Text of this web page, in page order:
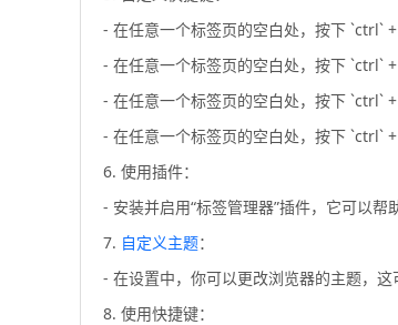
- 在任意一个标签页的空白处，按下 `ctrl`
- 在任意一个标签页的空白处，按下 `ctrl`
- 在任意一个标签页的空白处，按下 `ctrl`
- 在任意一个标签页的空白处，按下 `ctrl`
6. 使用插件：
- 安装并启用“标签管理器”插件，它可以帮
7. 自定义主题：
- 在设置中，你可以更改浏览器的主题，这
8. 使用快捷键：